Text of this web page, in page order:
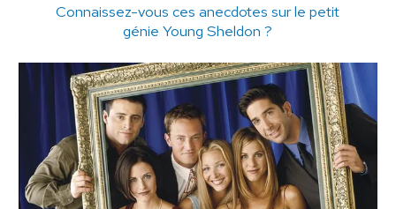
Connaissez-vous ces anecdotes sur le petit
génie Young Sheldon ?